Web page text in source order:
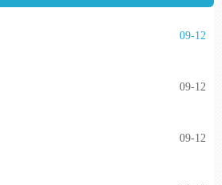
09-12
09-12
09-12